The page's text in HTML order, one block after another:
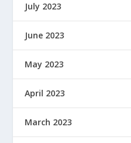
July 2023
June 2023
May 2023
April 2023
March 2023